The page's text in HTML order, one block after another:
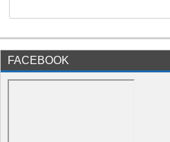
FACEBOOK